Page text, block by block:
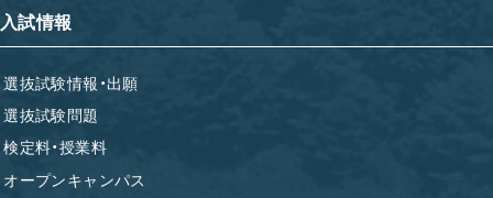
入試情報
選抜試験情報・出願
選抜試験問題
検定料・授業料
オープンキャンパス